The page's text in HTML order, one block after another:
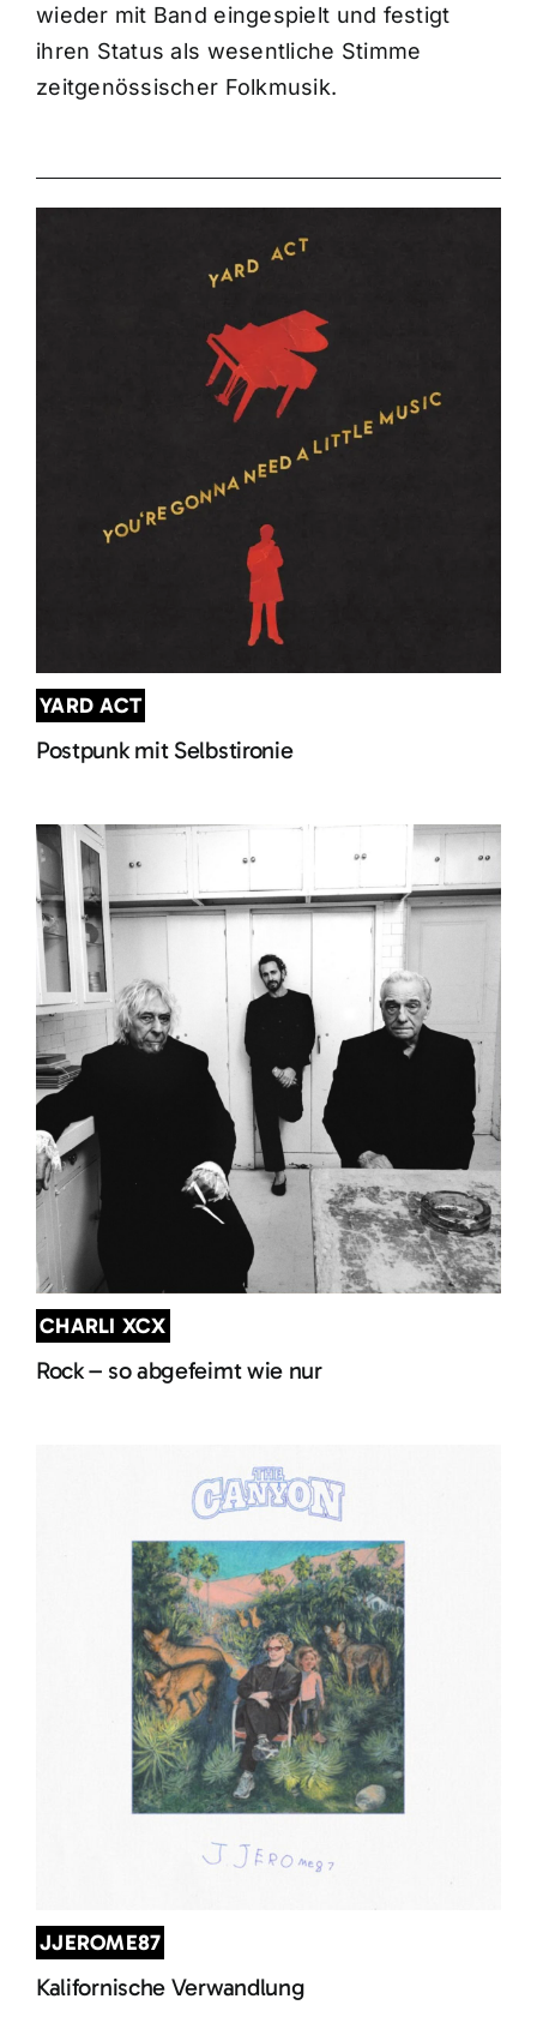
wieder mit Band eingespielt und festigt
ihren Status als wesentliche Stimme
zeitgenössischer Folkmusik.
YARD ACT
Postpunk mit Selbstironie
CHARLI XCX
Rock – so abgefeimt wie nur
JJEROME87
Kalifornische Verwandlung